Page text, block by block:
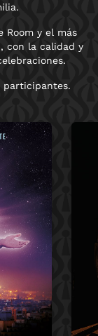
Room y el más
con la calidad y
participantes.